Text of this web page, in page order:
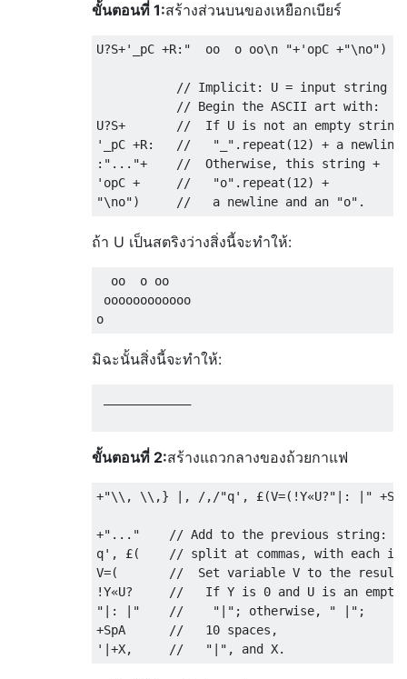
ขั้นตอนที่ 1:สร้างส่วนบนของเหยือกเบียร์
U?S+'_pC +R:"  oo  o oo\n "+'opC +"\no")
           // Implicit: U = input string
           // Begin the ASCII art with:
U?S+       //  If U is not an empty string,
'_pC +R:   //   "_".repeat(12) + a
:"..."+    //  Otherwise, this string +
'opC +     //   "o".repeat(12) +
ถ้า U เป็นสตริงว่างสิ่งนี้จะทำให้:
  oo  o oo
oooooooooooo
มิฉะนั้นสิ่งนี้จะทำให้:
ขั้นตอนที่ 2:สร้างแถวกลางของถ้วยกาแฟ
+"\\, \\,} |, /,/"q', £(V=(!Y«U?"|: |"
+"..."    // Add to the previous string:
q', £(    // split at commas, with each
V=(       //  Set variable V to the result
!Y«U?     //   If Y is 0 and U is an
"|: |"    //    "|"; otherwise, " |";
+SpA      //   10 spaces,